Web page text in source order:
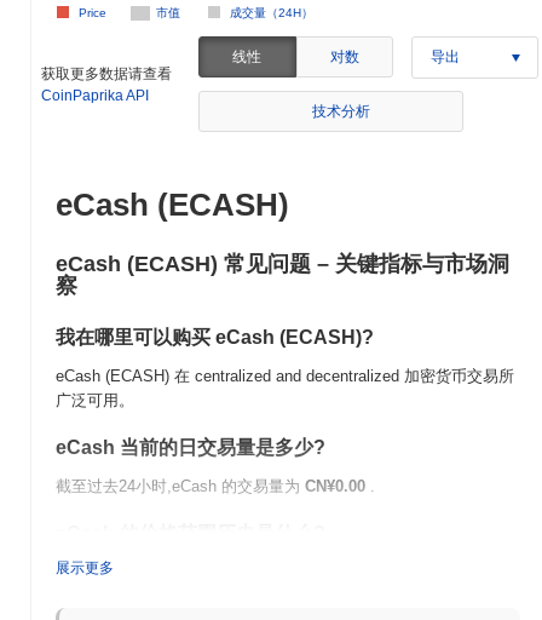
市值 成交量（24H）
Price
获取更多数据请查看
CoinPaprika API
线性 对数 导出
技术分析
eCash (ECASH)
eCash (ECASH) 常见问题 – 关键指标与市场洞
察
我在哪里可以购买 eCash (ECASH)?
eCash (ECASH) 在 centralized and decentralized 加密货币交易所
广泛可用。
eCash 当前的日交易量是多少?
截至过去24小时,eCash 的交易量为 CN¥0.00 .
历史最高价(ATH):
展示更多